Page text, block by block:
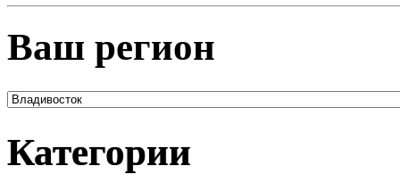
Ваш регион
Категории